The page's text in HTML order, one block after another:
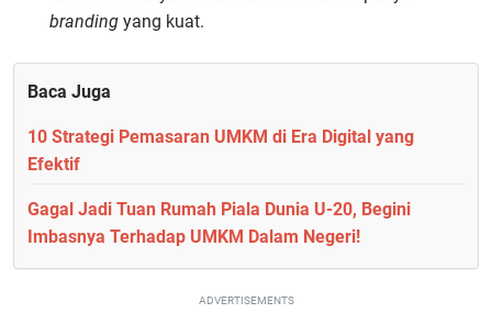
branding yang kuat.
Baca Juga
10 Strategi Pemasaran UMKM di Era Digital yang
Efektif
Gagal Jadi Tuan Rumah Piala Dunia U-20, Begini
Imbasnya Terhadap UMKM Dalam Negeri!
ADVERTISEMENTS